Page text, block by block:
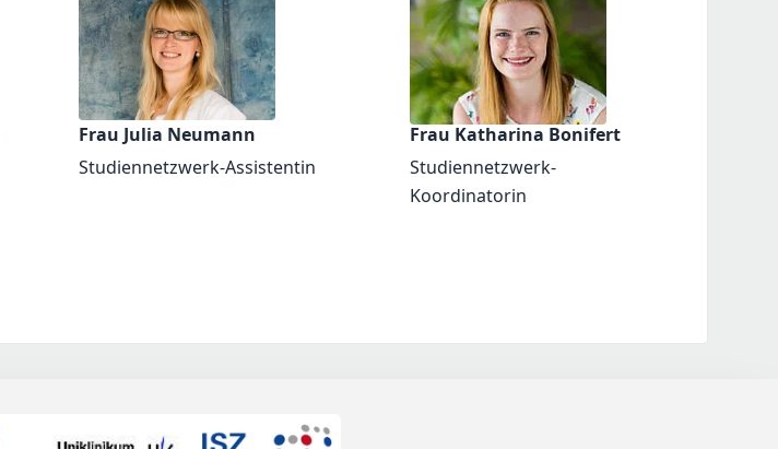
Frau Julia Neumann
Studiennetzwerk-Assistentin
Frau Katharina Bonifert
Studiennetzwerk-
Koordinatorin